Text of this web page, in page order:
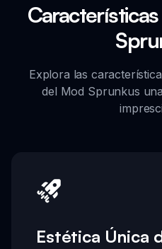
Explora las
del Mod Sprunkus
Estética Única